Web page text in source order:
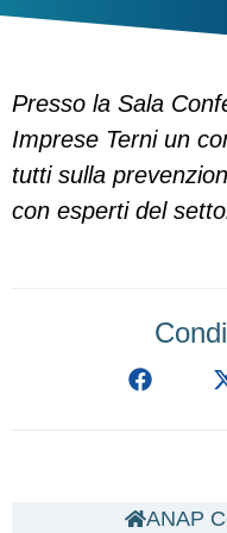
Presso la Sala
Imprese Terni un
tutti sulla
con esperti del
ANAP